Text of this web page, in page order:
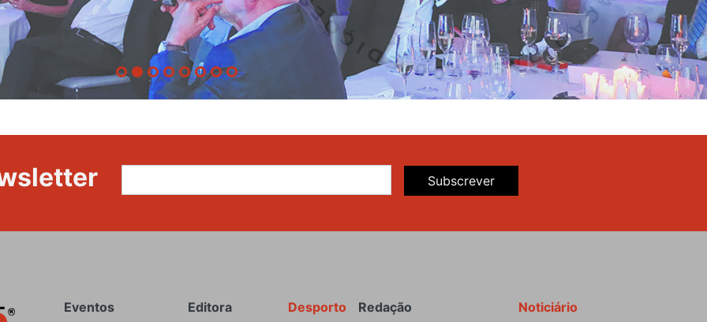
Subscrever
Rodapé Noticiário
Redação
Desporto
Editora
Eventos